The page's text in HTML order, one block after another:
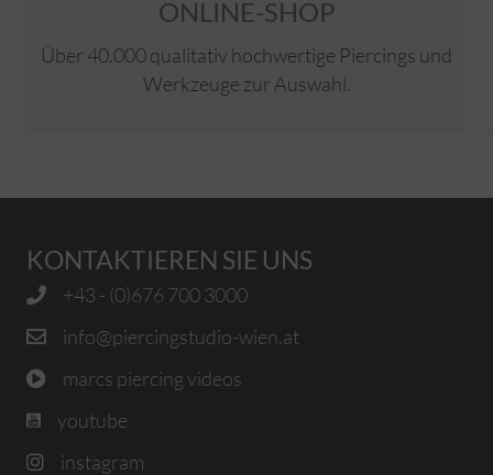
ONLINE-SHOP
Über 40.000 qualitativ hochwertige Piercings und
Werkzeuge zur Auswahl.
KONTAKTIEREN SIE UNS
+43 - (0)676 700 3000
info@piercingstudio-wien.at
marcs piercing videos
youtube
instagram